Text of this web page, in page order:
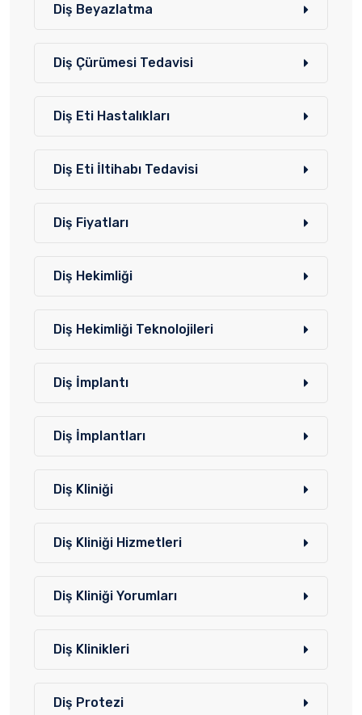
Diş Beyazlatma
Diş Çürümesi Tedavisi
Diş Eti Hastalıkları
Diş Eti İltihabı Tedavisi
Diş Fiyatları
Diş Hekimliği
Diş Hekimliği Teknolojileri
Diş İmplantı
Diş İmplantları
Diş Kliniği
Diş Kliniği Hizmetleri
Diş Kliniği Yorumları
Diş Klinikleri
Diş Protezi